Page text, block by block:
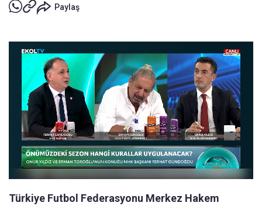
Paylaş
Türkiye Futbol Federasyonu Merkez Hakem